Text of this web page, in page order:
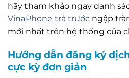
hãy tham khảo ngay danh
VinaPhone trả trước ngập
mới nhất trên hệ thống của
Hướng dẫn đăng ký
cực kỳ đơn giản